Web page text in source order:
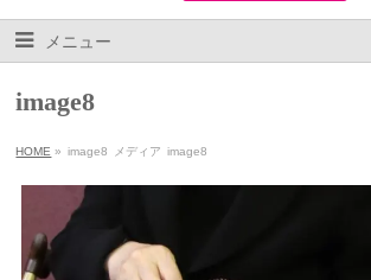
メニュー
image8
HOME » image8 メディア image8